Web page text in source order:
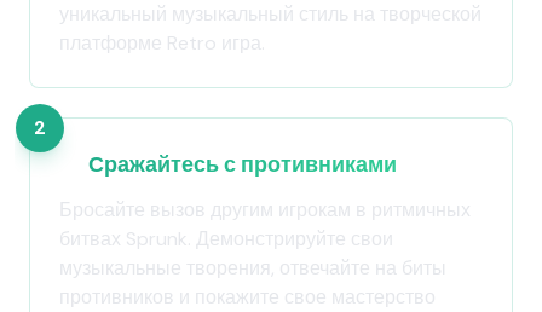
уникальный музыкальный стиль на творческой
платформе Retro игра.
2
Сражайтесь с противниками
Бросайте вызов другим игрокам в ритмичных
битвах Sprunk. Демонстрируйте свои
музыкальные творения, отвечайте на биты
противников и покажите свое мастерство